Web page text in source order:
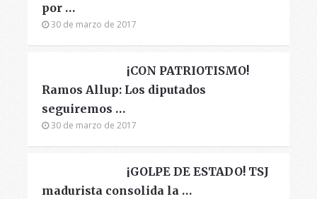
por …
30 de marzo de 2017
¡CON PATRIOTISMO!
Ramos Allup: Los diputados
seguiremos …
30 de marzo de 2017
¡GOLPE DE ESTADO! TSJ
madurista consolida la …